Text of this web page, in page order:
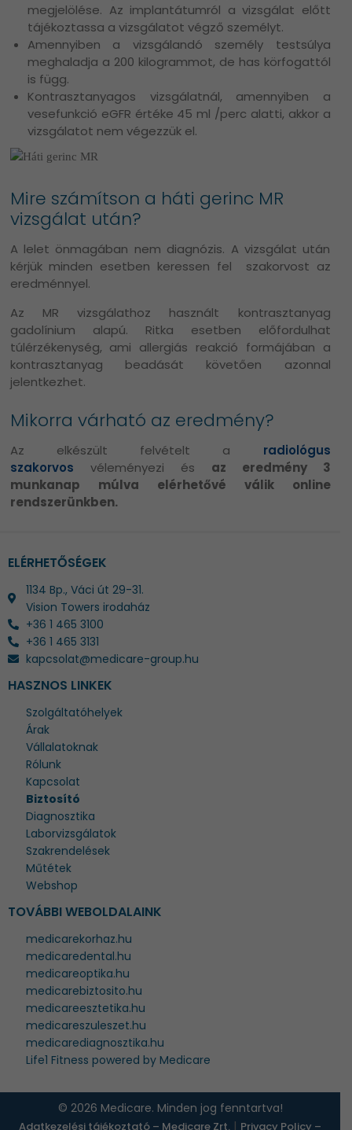
megjelölése. Az implantátumról a vizsgálat előtt
tájékoztassa a vizsgálatot végző személyt.
Amennyiben a vizsgálandó személy testsúlya
meghaladja a 200 kilogrammot, de has körfogattól
is függ.
Kontrasztanyagos vizsgálatnál, amennyiben a
vesefunkció eGFR értéke 45 ml /perc alatti, akkor a
vizsgálatot nem végezzük el.
Mire számítson a háti gerinc MR
vizsgálat után?
A lelet önmagában nem diagnózis. A vizsgálat után
kérjük minden esetben keressen fel szakorvost az
eredménnyel.
Az MR vizsgálathoz használt kontrasztanyag
gadolínium alapú. Ritka esetben előfordulhat
túlérzékenység, ami allergiás reakció formájában a
kontrasztanyag beadását követően azonnal
jelentkezhet.
Mikorra várható az eredmény?
Az elkészült felvételt a radiológus
szakorvos véleményezi és az eredmény 3
munkanap múlva elérhetővé válik online
rendszerünkben.
ELÉRHETŐSÉGEK
1134 Bp., Váci út 29-31.
Vision Towers irodaház
+36 1 465 3100
+36 1 465 3131
kapcsolat@medicare-group.hu
HASZNOS LINKEK
Szolgáltatóhelyek
Árak
Vállalatoknak
Rólunk
Kapcsolat
Biztosító
Diagnosztika
Laborvizsgálatok
Szakrendelések
Műtétek
Webshop
TOVÁBBI WEBOLDALAINK
medicarekorhaz.hu
medicaredental.hu
medicareoptika.hu
medicarebiztosito.hu
medicareesztetika.hu
medicareszuleszet.hu
medicarediagnosztika.hu
Life1 Fitness powered by Medicare
© 2026 Medicare. Minden jog fenntartva!
Adatkezelési tájékoztató – Medicare Zrt. | Privacy Policy –